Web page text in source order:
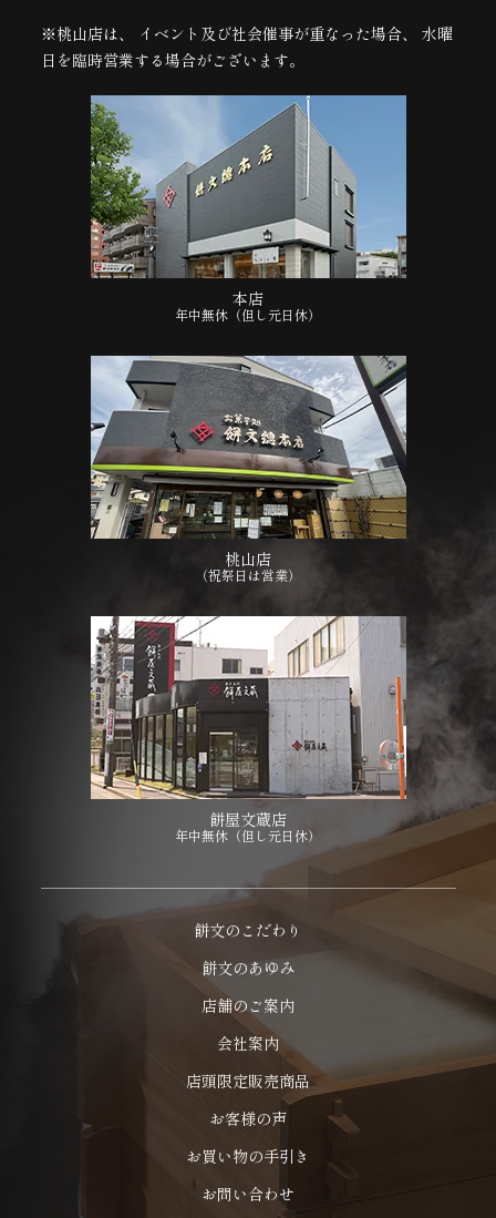
※桃山店は、 イベント及び社会催事が重なった場合、 水曜
日を臨時営業する場合がございます。
本店
年中無休（但し元日休）
桃山店
（祝祭日は営業）
餅屋文蔵店
年中無休（但し元日休）
餅文のこだわり
餅文のあゆみ
店舗のご案内
会社案内
店頭限定販売商品
お客様の声
お買い物の手引き
お問い合わせ